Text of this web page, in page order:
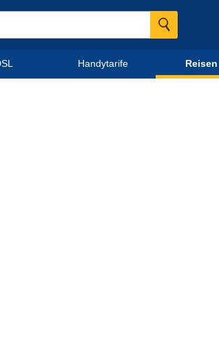
Handytarife Reisen